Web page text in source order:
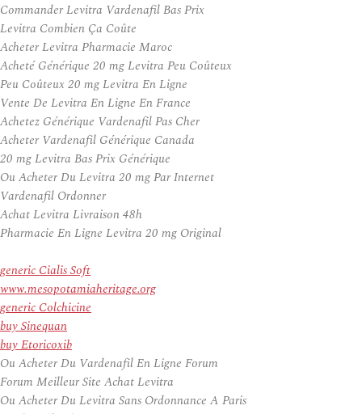
Commander Levitra Vardenafil Bas Prix
Levitra Combien Ça Coûte
Acheter Levitra Pharmacie Maroc
Acheté Générique 20 mg Levitra Peu Coûteux
Peu Coûteux 20 mg Levitra En Ligne
Vente De Levitra En Ligne En France
Achetez Générique Vardenafil Pas Cher
Acheter Vardenafil Générique Canada
20 mg Levitra Bas Prix Générique
Ou Acheter Du Levitra 20 mg Par Internet
Vardenafil Ordonner
Achat Levitra Livraison 48h
Pharmacie En Ligne Levitra 20 mg Original
generic Cialis Soft
www.mesopotamiaheritage.org
generic Colchicine
buy Sinequan
buy Etoricoxib
Ou Acheter Du Vardenafil En Ligne Forum
Forum Meilleur Site Achat Levitra
Ou Acheter Du Levitra Sans Ordonnance A Paris